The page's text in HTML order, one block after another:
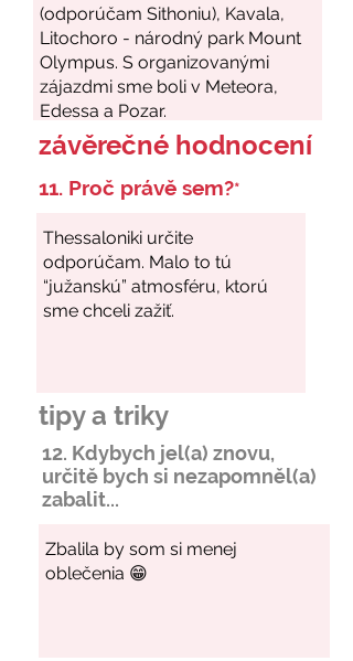
závěrečné hodnocení
11. Proč právě sem?*
tipy a triky
12. Kdybych jel(a) znovu,
určitě bych si nezapomněl(a)
zabalit...